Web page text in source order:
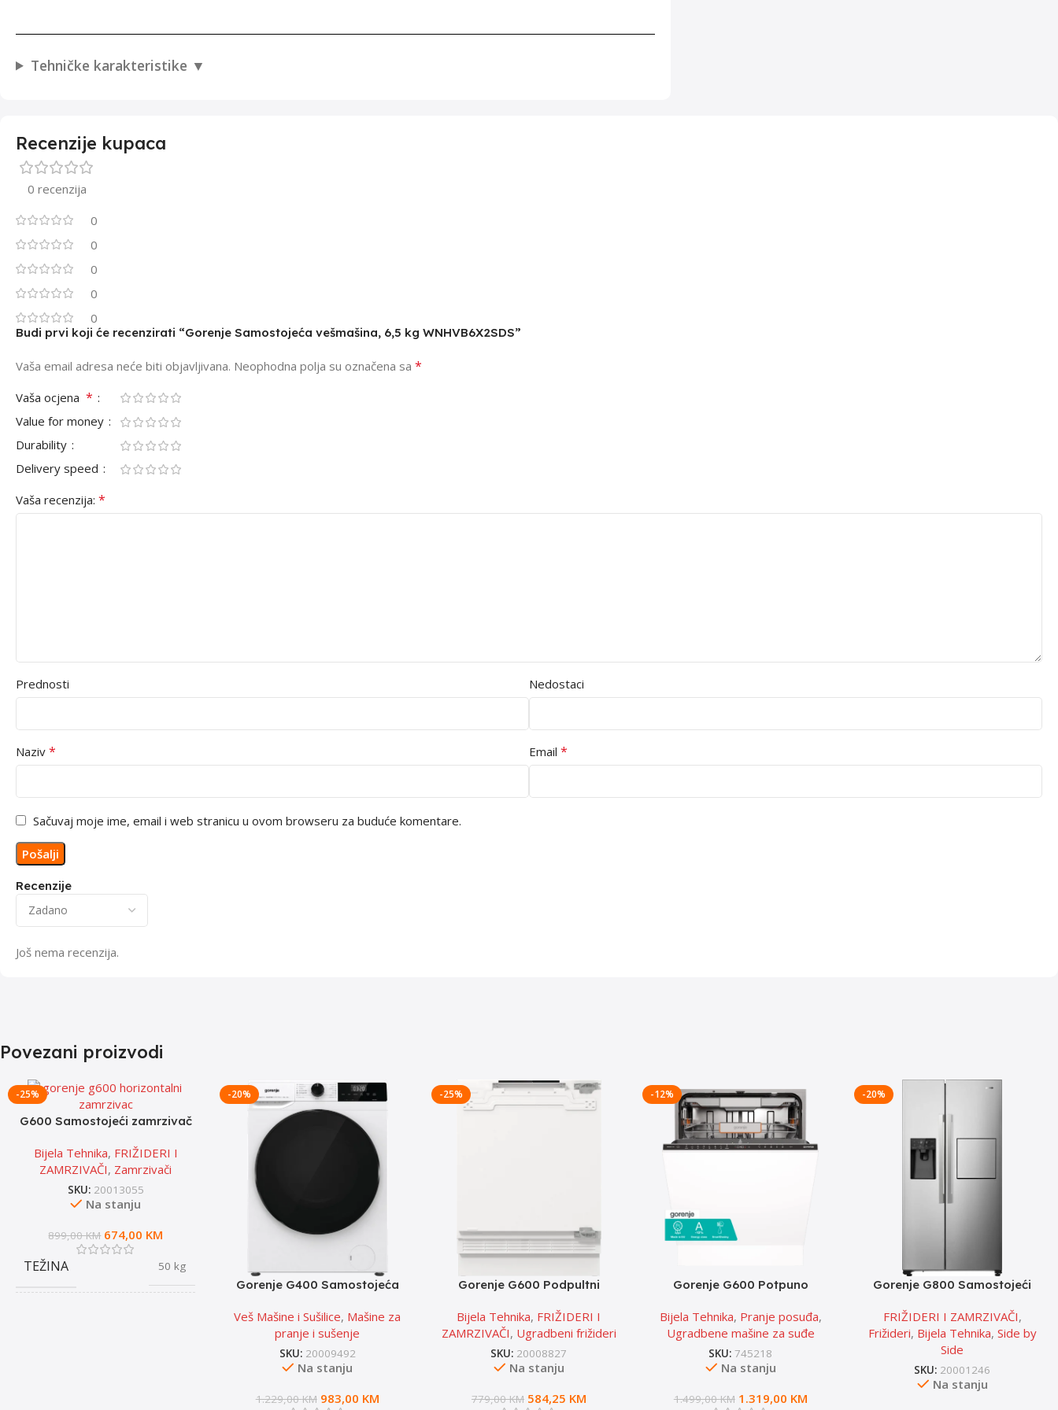
Tehničke karakteristike
Recenzije kupaca
0 recenzija
0
0
0
0
0
Recenzije
Još nema recenzija.
Budi prvi koji će recenzirati “Gorenje Samostojeća vešmašina, 6,5 kg WNHVB6X2SDS”
Vaša email adresa neće biti objavljivana. Neophodna polja su označena sa *
Vaša ocjena *
Value for money
Durability
Delivery speed
Vaša recenzija: *
Prednosti Nedostaci
Naziv * Email *
Sačuvaj moje ime, email i web stranicu u ovom browseru za buduće komentare.
Povezani proizvodi
-25%
G600 Samostojeći zamrzivač
Bijela Tehnika, FRIŽIDERI I
ZAMRZIVAČI, Zamrzivači
SKU: 20013055
Na stanju
899,00KM 674,00 KM
TEŽINA 50 kg
-20%
Gorenje G400 Samostojeća
rublja, 10 kg, 1400 rpm
Veš Mašine i Sušilice, Mašine za
pranje i sušenje
SKU: 20009492
Na stanju
1.229,00KM 983,00 KM
-25%
Gorenje G600 Podpultni
Bijela Tehnika, FRIŽIDERI I
ZAMRZIVAČI, Ugradbeni frižideri
SKU: 20008827
Na stanju
779,00KM 584,25 KM
-12%
Gorenje G600 Potpuno
posuđa
Bijela Tehnika, Pranje posuđa,
Ugradbene mašine za suđe
SKU:745218
Na stanju
1.499,00KM 1.319,00 KM
-20%
Gorenje G800 Samostojeći
FRIŽIDERI I ZAMRZIVAČI,
Frižideri, Bijela Tehnika, Side by
Side
SKU: 20001246
Na stanju